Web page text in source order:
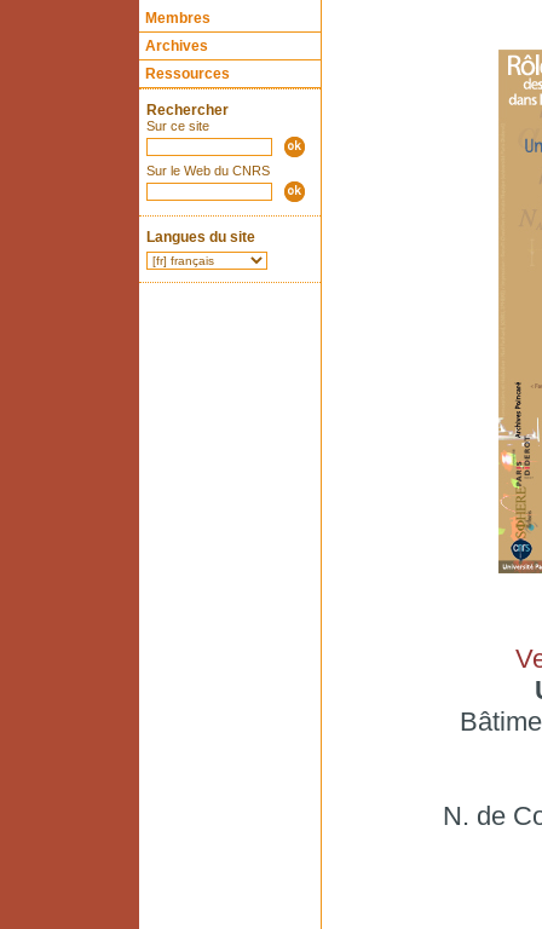
Membres
Archives
Ressources
Rechercher
Sur ce site
Sur le Web du CNRS
Langues du site
N. de